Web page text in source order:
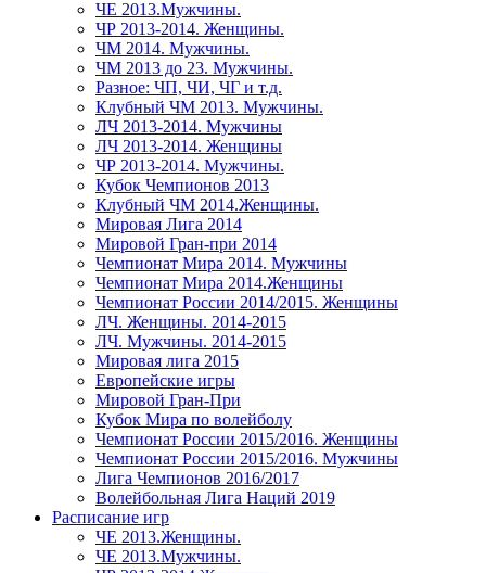
ЧЕ 2013.Мужчины.
ЧР 2013-2014. Женщины.
ЧМ 2014. Мужчины.
ЧМ 2013 до 23. Мужчины.
Разное: ЧП, ЧИ, ЧГ и т.д.
Клубный ЧМ 2013. Мужчины.
ЛЧ 2013-2014. Мужчины
ЛЧ 2013-2014. Женщины
ЧР 2013-2014. Мужчины.
Кубок Чемпионов 2013
Клубный ЧМ 2014.Женщины.
Мировая Лига 2014
Мировой Гран-при 2014
Чемпионат Мира 2014. Мужчины
Чемпионат Мира 2014.Женщины
Чемпионат России 2014/2015. Женщины
ЛЧ. Женщины. 2014-2015
ЛЧ. Мужчины. 2014-2015
Мировая лига 2015
Европейские игры
Мировой Гран-При
Кубок Мира по волейболу
Чемпионат России 2015/2016. Женщины
Чемпионат России 2015/2016. Мужчины
Лига Чемпионов 2016/2017
Волейбольная Лига Наций 2019
Расписание игр
ЧЕ 2013.Женщины.
ЧЕ 2013.Мужчины.